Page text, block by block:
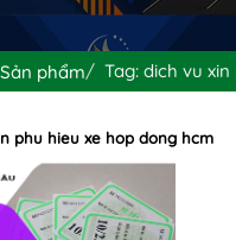
Sản phẩm Tag: dich vu
phu hieu xe hop dong hcm